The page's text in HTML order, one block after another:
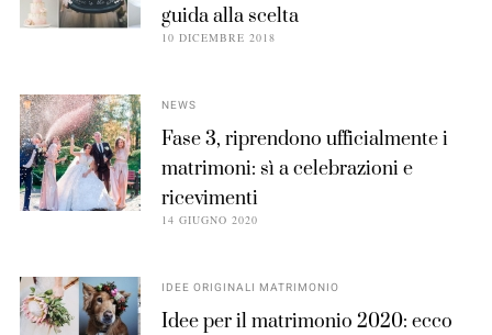
guida alla scelta
10 DICEMBRE 2018
NEWS
Fase 3, riprendono ufficialmente i
matrimoni: sì a celebrazioni e
ricevimenti
14 GIUGNO 2020
IDEE ORIGINALI MATRIMONIO
Idee per il matrimonio 2020: ecco